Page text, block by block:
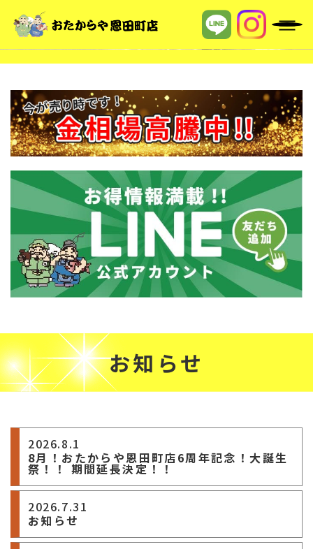
お知らせ
2026.8.1
8月！おたからや恩田町店6周年記念！大誕生
祭！！ 期間延長決定！！
2026.7.31
お知らせ